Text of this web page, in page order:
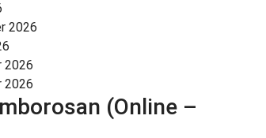
2026
2026
2026
(Online –